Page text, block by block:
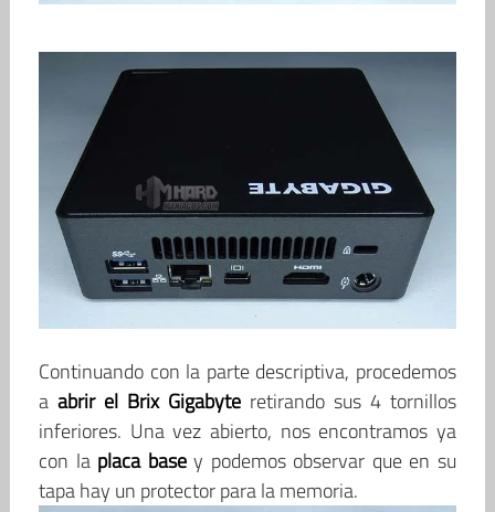
Continuando con la parte descriptiva, procedemos
a abrir el Brix Gigabyte retirando sus 4 tornillos
inferiores. Una vez abierto, nos encontramos ya
con la placa basey podemos observar que en su
tapa hay un protector para la memoria.